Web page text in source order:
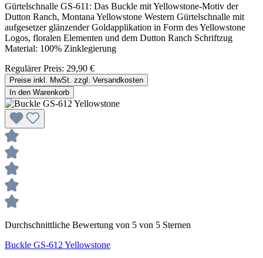
Gürtelschnalle GS-611: Das Buckle mit Yellowstone-Motiv der
Dutton Ranch, Montana Yellowstone Western Gürtelschnalle mit
aufgesetzer glänzender Goldapplikation in Form des Yellowstone
Logos, floralen Elementen und dem Dutton Ranch Schriftzug
Material: 100% Zinklegierung
Regulärer Preis: 29,90 €
Preise inkl. MwSt. zzgl. Versandkosten
In den Warenkorb
Durchschnittliche Bewertung von 5 von 5 Sternen
Buckle GS-612 Yellowstone